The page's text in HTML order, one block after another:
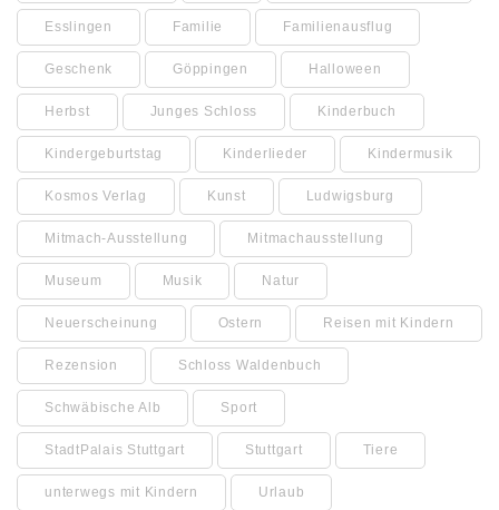
Esslingen Familie Familienausflug
Geschenk Göppingen Halloween
Herbst Junges Schloss Kinderbuch
Kindergeburtstag Kinderlieder Kindermusik
Kosmos Verlag Kunst Ludwigsburg
Mitmach-Ausstellung Mitmachausstellung
Museum Musik Natur
Neuerscheinung Ostern Reisen mit Kindern
Rezension Schloss Waldenbuch
Schwäbische Alb Sport
StadtPalais Stuttgart Stuttgart Tiere
unterwegs mit Kindern Urlaub